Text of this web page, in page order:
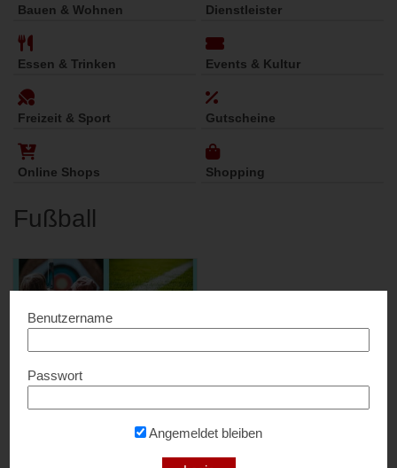
Bauen & Wohnen Dienstleister
Essen & Trinken Events & Kultur
Freizeit & Sport Gutscheine
Online Shops Shopping
Fußball
Benutzername
Passwort
Angemeldet bleiben